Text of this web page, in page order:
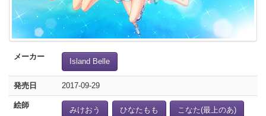
メーカー
Island Belle
発売日 2017-09-29
絵師
みけおう ひなたもも こなた(最上のあ)